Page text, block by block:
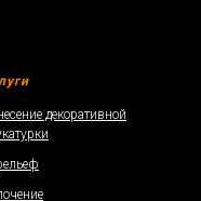
декоративной